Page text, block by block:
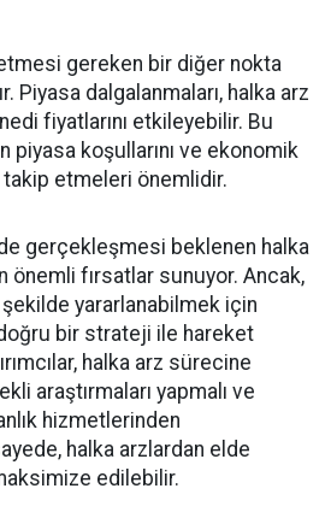
etmesi gereken bir diğer nokta
Piyasa dalgalanmaları, halka arz
fiyatlarını etkileyebilir. Bu
piyasa koşullarını ve ekonomik
takip etmeleri önemlidir.
gerçekleşmesi beklenen halka
önemli fırsatlar sunuyor. Ancak,
yararlanabilmek için
bir strateji ile hareket
halka arz sürecine
araştırmaları yapmalı ve
hizmetlerinden
halka arzlardan elde
edilebilir.